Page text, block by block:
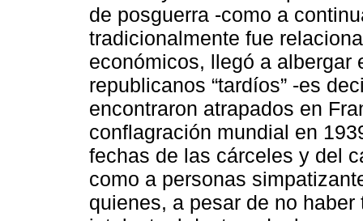
de posguerra -como a
tradicionalmente fue
económicos, llegó a albergar
republicanos “tardíos” -es
encontraron atrapados en
conflagración mundial en
fechas de las cárceles y del
como a personas
quienes, a pesar de no